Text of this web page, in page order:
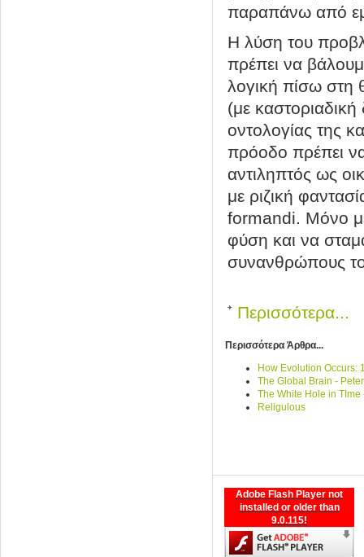
παραπάνω από
Η λύση του
πρέπει να
λογική πίσω στη
(με καστοριαδική
οντολογίας της
πρόοδο πρέπει
αντιληπτός ως
με ριζική
formandi. Μόνο
φύση και να
συνανθρώπους
Περισσότερα...
Περισσότερα Άρθρα...
How Evolution Occurs:
The Global Brain -
The White Hole in
Religulous
Adobe Flash Player not
installed or older than
9.0.115!